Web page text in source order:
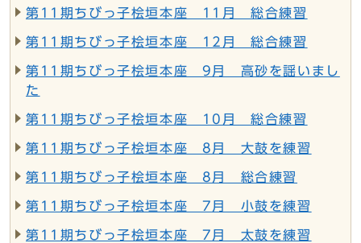
第11期ちびっ子桧垣本座 11月 総合練習
第11期ちびっ子桧垣本座 12月 総合練習
第11期ちびっ子桧垣本座 9月 高砂を謡いまし
た
第11期ちびっ子桧垣本座 10月 総合練習
第11期ちびっ子桧垣本座 8月 大鼓を練習
第11期ちびっ子桧垣本座 8月 総合練習
第11期ちびっ子桧垣本座 7月 小鼓を練習
第11期ちびっ子桧垣本座 7月 太鼓を練習